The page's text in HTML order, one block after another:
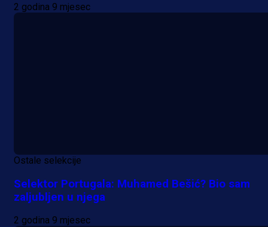
2 godina 9 mjesec
Ostale selekcije
Selektor Portugala: Muhamed Bešić? Bio sam
zaljubljen u njega
2 godina 9 mjesec